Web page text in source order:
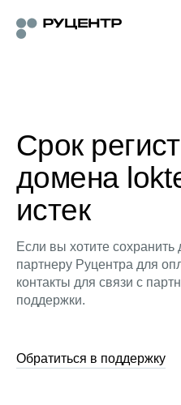
Срок
домена
истек
Если вы хотите
партнеру Руцентра для
контакты для связи с
поддержки.
Обратиться в поддержку